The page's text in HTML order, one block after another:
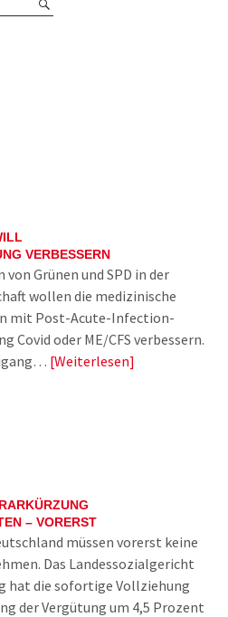
VERBESSERN
Grünen und SPD in der
wollen die medizinische
mit Post-Acute-Infection-
Covid oder ME/CFS verbessern.
Weiterlesen
– VORERST
müssen vorerst keine
Das Landessozialgericht
hat die sofortige Vollziehung
der Vergütung um 4,5 Prozent